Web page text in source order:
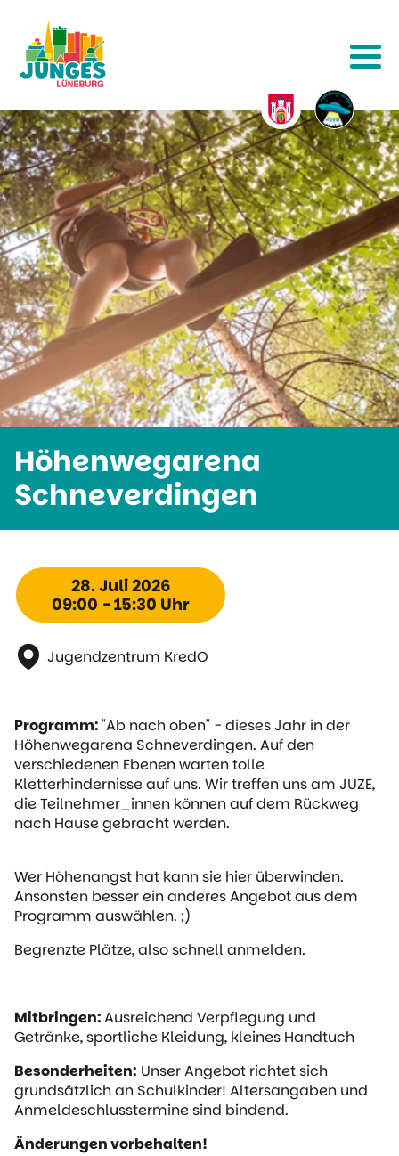
Höhenwegarena
Schneverdingen
28. Juli 2026
09:00 - 15:30 Uhr
Jugendzentrum KredO
Programm:"Ab nach oben" - dieses Jahr in der
Höhenwegarena Schneverdingen. Auf den
verschiedenen Ebenen warten tolle
Kletterhindernisse auf uns. Wir treffen uns am JUZE,
die Teilnehmer_innen können auf dem Rückweg
nach Hause gebracht werden.
Wer Höhenangst hat kann sie hier überwinden.
Ansonsten besser ein anderes Angebot aus dem
Programm auswählen. ;)
Begrenzte Plätze, also schnell anmelden.
Mitbringen:Ausreichend Verpflegung und
Getränke, sportliche Kleidung, kleines Handtuch
Besonderheiten: Unser Angebot richtet sich
grundsätzlich an Schulkinder! Altersangaben und
Anmeldeschlusstermine sind bindend.
Änderungen vorbehalten!